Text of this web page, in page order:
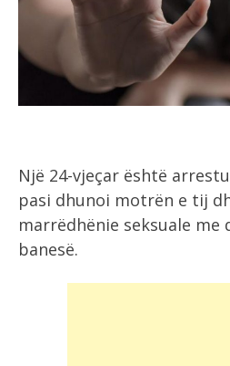
Një 24-vjeçar është
pasi dhunoi motrën e tij
marrëdhënie seksuale me
banesë.